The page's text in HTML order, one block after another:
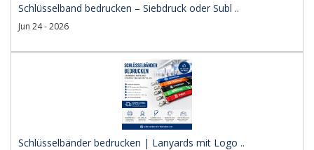
Schlüsselband bedrucken – Siebdruck oder Subl ..
Jun 24 - 2026
Schlüsselbänder bedrucken | Lanyards mit Logo ..